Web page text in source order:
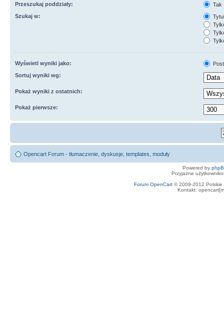
Przeszukaj poddziały:
Tak
Szukaj w:
Wyświetl wyniki jako:
Sortuj wyniki wg:
Pokaż wyniki z ostatnich:
Pokaż pierwsze:
Opencart Forum - tłumaczenie, dyskusje, templates, moduły
Powered by
Przyjazne
Forum OpenCart© 2009-2012 Polskie
Kontakt: